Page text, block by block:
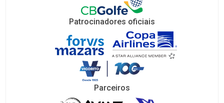
Patrocinadores oficiais
Parceiros